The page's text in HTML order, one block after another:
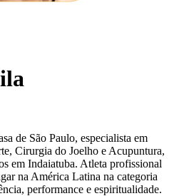
de São Paulo, especialista em
Cirurgia do Joelho e Acupuntura,
em Indaiatuba. Atleta profissional
na América Latina na categoria
performance e espiritualidade.